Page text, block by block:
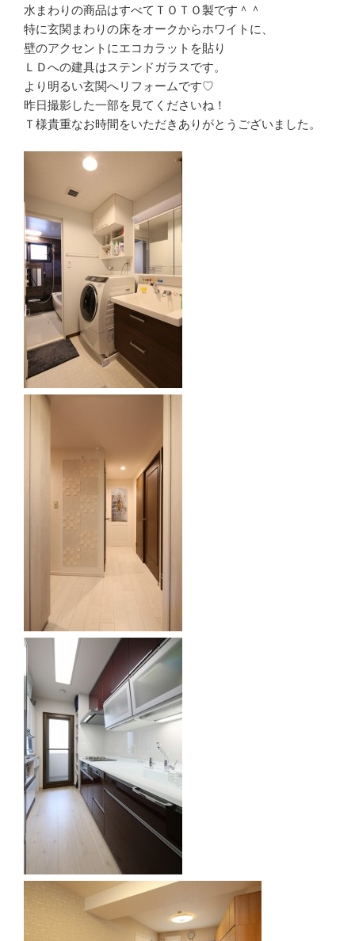
水まわりの商品はすべてＴＯＴＯ製です＾＾
特に玄関まわりの床をオークからホワイトに、
壁のアクセントにエコカラットを貼り
ＬＤへの建具はステンドガラスです。
より明るい玄関へリフォームです♡
昨日撮影した一部を見てくださいね！
Ｔ様貴重なお時間をいただきありがとうございました。